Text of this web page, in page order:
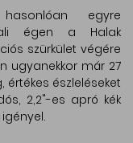
egyre
égen a Halak
szürkület végére
ugyanekkor már 27
észleléseket
2,2"-es apró kék